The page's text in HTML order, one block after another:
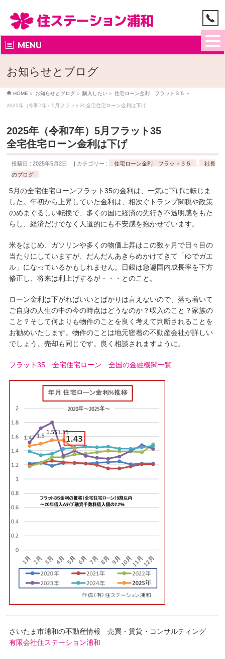
MENU
お知らせとブログ
HOME » お知らせとブログ » 購入したい » 住宅ローン金利 フラット３５ »
2025年（令和7年）5月フラット35全宅住宅ローン金利は下げ
2025年（令和7年）5月フラット35
全宅住宅ローン金利は下げ
投稿日 : 2025年5月2日 カテゴリー : 住宅ローン金利 フラット３５
社長
のブログ
5月の全宅住宅ローンフラット35の金利は、一気に下げに転じま
した。年初から上昇していた金利は、相次ぐトランプ関税や政策
のめまぐるしい転換で、多くの国に経済の先行き不透明感をもた
らし、経済だけでなく人道的にも不安感を抱かせています。
米をはじめ、ガソリンや多くの物価上昇はこの数ヶ月で日々目の
当たりにしていますが、だんだんあきらめかけてきて「ゆでガエ
ル」になっているかもしれません。日銀は急遽国内成長率を下方
修正し、将来は利上げするが・・・とのこと。
ローン金利は下がればいいとばかりは言えないので、落ち着いて
ご自身の人生の中の今の時点はどうなのか？収入のこと？家族の
こと？そして何よりも物件のことを良く考えて判断されることを
お勧めいたします。物件のことは地元密着の不動産会社が詳しい
でしょう。売却も同じです。良く相談されますように。
フラット35 全宅住宅ローン 全国の金融機関一覧
さいたま市浦和の不動産情報 売買・賃貸・コンサルティング
有限会社住ステーション浦和